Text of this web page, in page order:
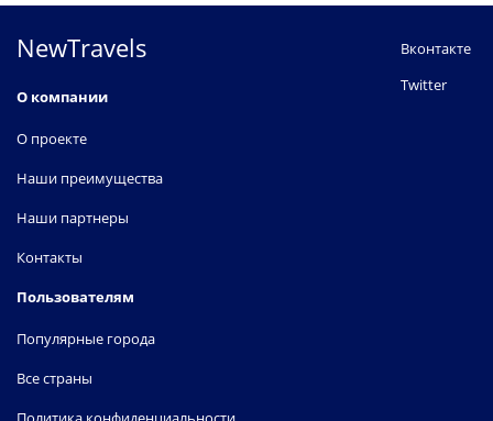
NewTravels
О компании
О проекте
Наши преимущества
Наши партнеры
Контакты
Пользователям
Популярные города
Все страны
Вконтакте
Twitter